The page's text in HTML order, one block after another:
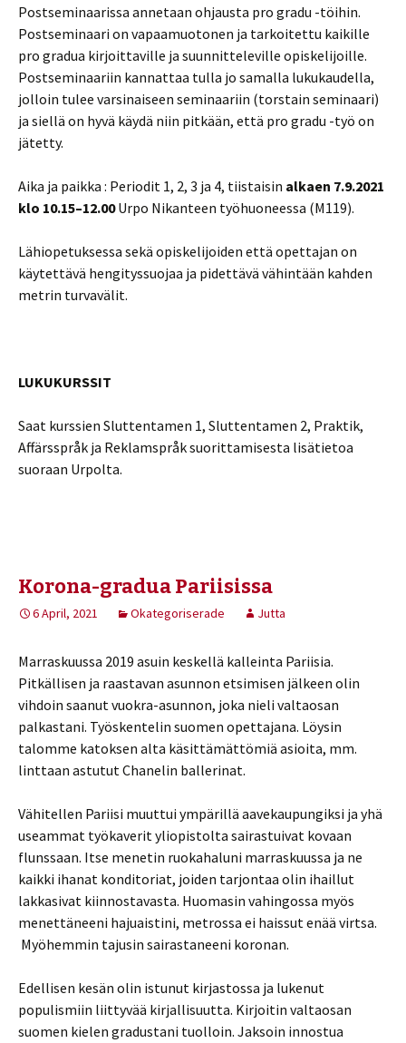
Postseminaarissa annetaan ohjausta pro gradu -töihin.
Postseminaari on vapaamuotonen ja tarkoitettu kaikille
pro gradua kirjoittaville ja suunnitteleville opiskelijoille.
Postseminaariin kannattaa tulla jo samalla lukukaudella,
jolloin tulee varsinaiseen seminaariin (torstain seminaari)
ja siellä on hyvä käydä niin pitkään, että pro gradu -työ on
jätetty.
Aika ja paikka : Periodit 1, 2, 3 ja 4, tiistaisin alkaen 7.9.2021
klo 10.15–12.00Urpo Nikanteen työhuoneessa (M119).
Lähiopetuksessa sekä opiskelijoiden että opettajan on
käytettävä hengityssuojaa ja pidettävä vähintään kahden
metrin turvavälit.
LUKUKURSSIT
Saat kurssien Sluttentamen 1, Sluttentamen 2, Praktik,
Affärsspråk ja Reklamspråk suorittamisesta lisätietoa
suoraan Urpolta.
Korona-gradua Pariisissa
6 April, 2021 Okategoriserade Jutta
Marraskuussa 2019 asuin keskellä kalleinta Pariisia.
Pitkällisen ja raastavan asunnon etsimisen jälkeen olin
vihdoin saanut vuokra-asunnon, joka nieli valtaosan
palkastani. Työskentelin suomen opettajana. Löysin
talomme katoksen alta käsittämättömiä asioita, mm.
linttaan astutut Chanelin ballerinat.
Vähitellen Pariisi muuttui ympärillä aavekaupungiksi ja yhä
useammat työkaverit yliopistolta sairastuivat kovaan
flunssaan. Itse menetin ruokahaluni marraskuussa ja ne
kaikki ihanat konditoriat, joiden tarjontaa olin ihaillut
lakkasivat kiinnostavasta. Huomasin vahingossa myös
menettäneeni hajuaistini, metrossa ei haissut enää virtsa.
Myöhemmin tajusin sairastaneeni koronan.
Edellisen kesän olin istunut kirjastossa ja lukenut
populismiin liittyvää kirjallisuutta. Kirjoitin valtaosan
suomen kielen gradustani tuolloin. Jaksoin innostua